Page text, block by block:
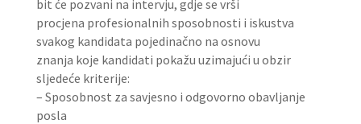
bit će pozvani na intervju, gdje se vrši
procjena profesionalnih sposobnosti i iskustva
svakog kandidata pojedinačno na osnovu
znanja koje kandidati pokažu uzimajući u obzir
sljedeće kriterije:
– Sposobnost za savjesno i odgovorno obavljanje
posla